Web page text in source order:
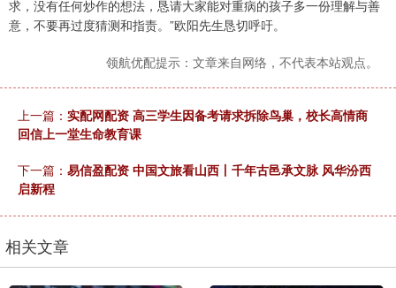
求，没有任何炒作的想法，恳请大家能对重病的孩子多一份理解与善
意，不要再过度猜测和指责。”欧阳先生恳切呼吁。
领航优配提示：文章来自网络，不代表本站观点。
上一篇： 实配网配资 高三学生因备考请求拆除鸟巢，校长高情商
回信上一堂生命教育课
下一篇： 易信盈配资 中国文旅看山西丨千年古邑承文脉 风华汾西
启新程
相关文章